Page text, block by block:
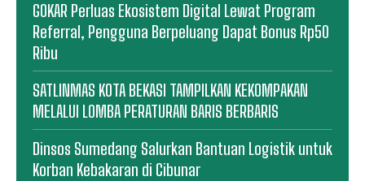
GOKAR Perluas Ekosistem Digital Lewat Program
Referral, Pengguna Berpeluang Dapat Bonus Rp50
Ribu
SATLINMAS KOTA BEKASI TAMPILKAN KEKOMPAKAN
MELALUI LOMBA PERATURAN BARIS BERBARIS
Dinsos Sumedang Salurkan Bantuan Logistik untuk
Korban Kebakaran di Cibunar